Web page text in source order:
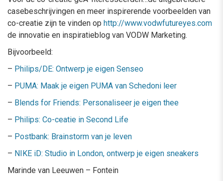
casebeschrijvingen en meer inspirerende voorbeelden van
co-creatie zijn te vinden op http://www.vodwfutureyes.com
de innovatie en inspiratieblog van VODW Marketing.
Bijvoorbeeld:
– Philips/DE: Ontwerp je eigen Senseo
– PUMA: Maak je eigen PUMA van Schedoni leer
– Blends for Friends: Personaliseer je eigen thee
– Philips: Co-ceatie in Second Life
– Postbank: Brainstorm van je leven
– NIKE iD: Studio in London, ontwerp je eigen sneakers
Marinde van Leeuwen – Fontein